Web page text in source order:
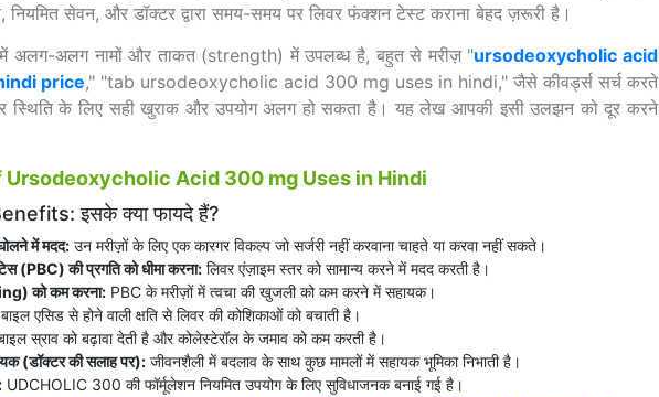
सेवन, और डॉक्टर द्वारा समय-समय पर लिवर फंक्शन टेस्ट कराना बेहद ज़रूरी है।
में अलग-अलग नामों और ताकत (strength) में उपलब्ध है, बहुत से मरीज़ "ursodeoxycholic acid
price," "tab ursodeoxycholic acid 300 mg uses in hindi," जैसे कीवर्ड्स सर्च करते
स्थिति के लिए सही खुराक और उपयोग अलग हो सकता है। यह लेख आपकी इसी उलझन को दूर करने
Ursodeoxycholic Acid 300 mg Uses in Hindi
इसके क्या फायदे हैं?
में मदद: उन मरीज़ों के लिए एक कारगर विकल्प जो सर्जरी नहीं करवाना चाहते या करवा नहीं सकते।
(PBC) की प्रगति को धीमा करना: लिवर एंज़ाइम स्तर को सामान्य करने में मदद करती है।
को कम करना: PBC के मरीज़ों में त्वचा की खुजली को कम करने में सहायक।
बाइल एसिड से होने वाली क्षति से लिवर की कोशिकाओं को बचाती है।
स्राव को बढ़ावा देती है और कोलेस्टेरॉल के जमाव को कम करती है।
(डॉक्टर की सलाह पर): जीवनशैली में बदलाव के साथ कुछ मामलों में सहायक भूमिका निभाती है।
UDCHOLIC 300 की फॉर्मूलेशन नियमित उपयोग के लिए सुविधाजनक बनाई गई है।